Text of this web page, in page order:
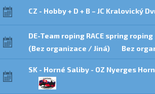
CZ - Hobby + D + B – JC Kralovický
DE-Team roping RACE spring
(Bez organizace / Jiná)
Bez
SK - Horné Saliby - OZ Nyerges